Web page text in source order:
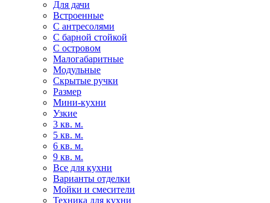
Для дачи
Встроенные
С антресолями
С барной стойкой
С островом
Малогабаритные
Модульные
Скрытые ручки
Размер
Мини-кухни
Узкие
3 кв. м.
5 кв. м.
6 кв. м.
9 кв. м.
Все для кухни
Варианты отделки
Мойки и смесители
Техника для кухни